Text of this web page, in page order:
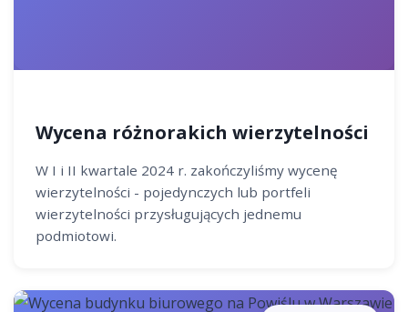
Wycena różnorakich wierzytelności
W I i II kwartale 2024 r. zakończyliśmy wycenę
wierzytelności - pojedynczych lub portfeli
wierzytelności przysługujących jednemu
podmiotowi.